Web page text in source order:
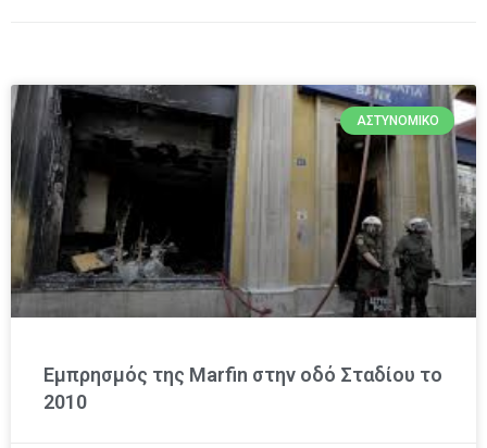
ΑΣΤΥΝΟΜΙΚΌ
Εμπρησμός της Marfin στην οδό Σταδίου το
2010